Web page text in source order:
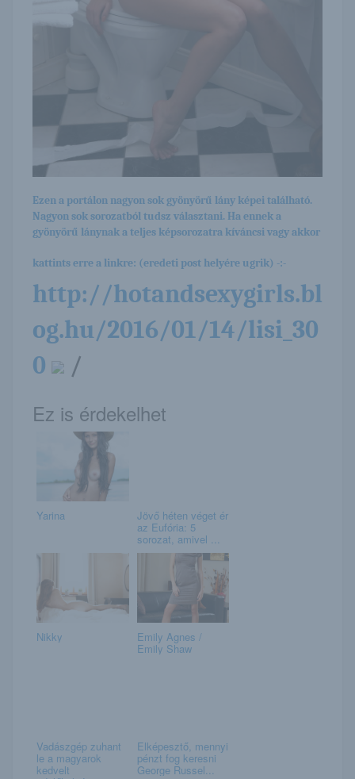
Ezen a portálon nagyon sok gyönyörű lány képei található.
Nagyon sok sorozatból tudsz választani. Ha ennek a
gyönyörű lánynak a teljes képsorozatra kíváncsi vagy akkor
kattints erre a linkre: (eredeti post helyére ugrik) -:-
http://hotandsexygirls.bl
og.hu/2016/01/14/lisi_30
0
/
Ez is érdekelhet
Yarina Jövő héten véget ér
az Eufória: 5
sorozat, amivel ...
Nikky Emily Agnes /
Emily Shaw
Vadászgép zuhant
le a magyarok
kedvelt
Elképesztő, mennyi
pénzt fog keresni
George Russel...